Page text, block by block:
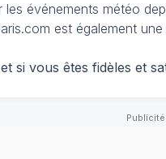
les événements météo
est également
si vous êtes fidèles et